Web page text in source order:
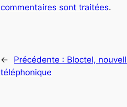
commentaires sont traitées.
← Précédente : Bloctel,
téléphonique